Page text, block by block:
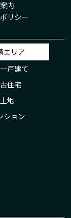
内
リシー
エリア
戸建て
住宅
土地
ション